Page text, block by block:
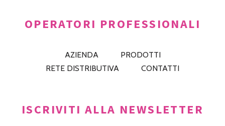
OPERATORI PROFESSIONALI
AZIENDA
PRODOTTI
RETE DISTRIBUTIVA
CONTATTI
ISCRIVITI ALLA NEWSLETTER